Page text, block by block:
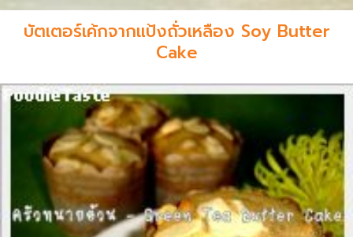
บัตเตอร์เค้กจากแป้งถั่วเหลือง Soy Butter
Cake